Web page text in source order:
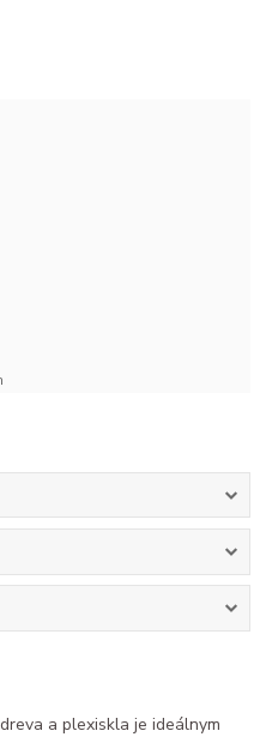
a plexiskla je ideálnym